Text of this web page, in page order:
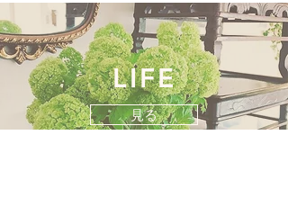
LIFE
見る